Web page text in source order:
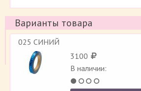
Варианты товара
025 СИНИЙ
3100
В наличии: